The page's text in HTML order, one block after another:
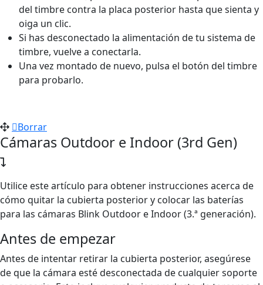
del timbre contra la placa posterior hasta que sienta y
oiga un clic.
Si has desconectado la alimentación de tu sistema de
timbre, vuelve a conectarla.
Una vez montado de nuevo, pulsa el botón del timbre
para probarlo.
Borrar
Cámaras Outdoor e Indoor (3rd Gen)
Utilice este artículo para obtener instrucciones acerca de
cómo quitar la cubierta posterior y colocar las baterías
para las cámaras Blink Outdoor e Indoor (3.ª generación).
Antes de empezar
Antes de intentar retirar la cubierta posterior, asegúrese
de que la cámara esté desconectada de cualquier soporte